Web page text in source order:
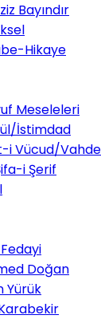
Bayındır
Hikaye
Meseleleri
İstimdad
i Vücud/
i Şerif
Doğan
Yürük